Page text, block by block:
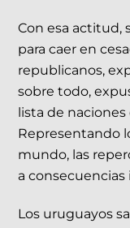
Con esa actitud,
para caer en
republicanos,
sobre todo,
lista de
Representando
mundo, las
a
Los uruguayos